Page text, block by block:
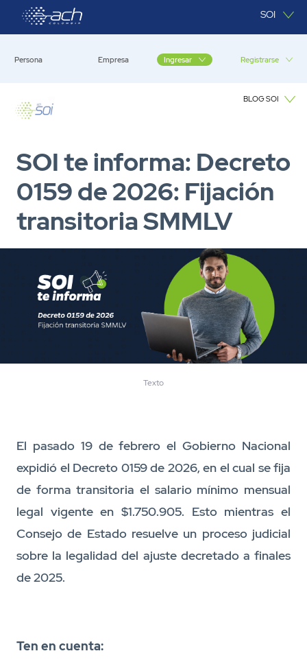
Saltar al contenido principal SOI
Persona Empresa Ingresar Registrarse
BLOG SOI
SOI te informa: Decreto
0159 de 2026: Fijación
transitoria SMMLV
Texto
El pasado 19 de febrero el Gobierno Nacional
expidió el Decreto 0159 de 2026, en el cual se fija
de forma transitoria el salario mínimo mensual
legal vigente en $1.750.905. Esto mientras el
Consejo de Estado resuelve un proceso judicial
sobre la legalidad del ajuste decretado a finales
de 2025.
Ten en cuenta: